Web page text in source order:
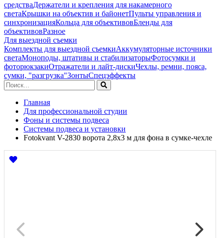
средстваДержатели и крепления для накамерного
светаКрышки на объектив и байонетПульты управления и
синхронизацияКольца для объективовБленды для
объективовРазное
Для выездной съемки
Комплекты для выездной съемкиАккумуляторные источники
светаМоноподы, штативы и стабилизаторыФотосумки и
фоторюкзакиОтражатели и лайт-дискиЧехлы, ремни, пояса,
сумки, "разгрузка"ЗонтыСпецэффекты
Главная
Для профессиональной студии
Фоны и системы подвеса
Системы подвеса и установки
Fotokvant V-2830 ворота 2,8х3 м для фона в сумке-чехле